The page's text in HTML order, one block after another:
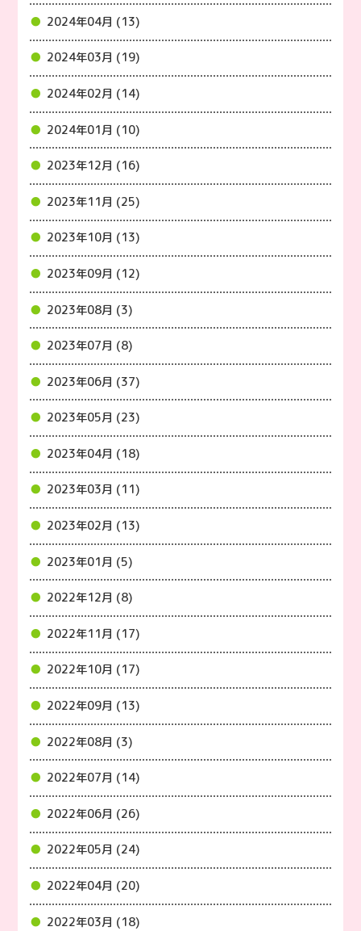
2024年04月 (13)
2024年03月 (19)
2024年02月 (14)
2024年01月 (10)
2023年12月 (16)
2023年11月 (25)
2023年10月 (13)
2023年09月 (12)
2023年08月 (3)
2023年07月 (8)
2023年06月 (37)
2023年05月 (23)
2023年04月 (18)
2023年03月 (11)
2023年02月 (13)
2023年01月 (5)
2022年12月 (8)
2022年11月 (17)
2022年10月 (17)
2022年09月 (13)
2022年08月 (3)
2022年07月 (14)
2022年06月 (26)
2022年05月 (24)
2022年04月 (20)
2022年03月 (18)